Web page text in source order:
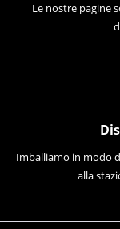
Le nostre pagine
Imballiamo in modo
alla